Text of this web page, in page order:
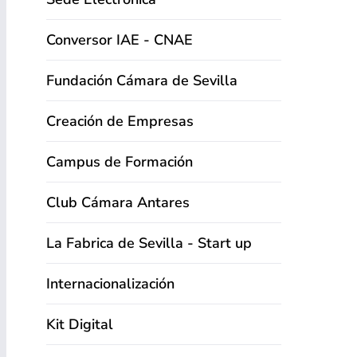
Conversor IAE - CNAE
Fundación Cámara de Sevilla
Creación de Empresas
Campus de Formación
Club Cámara Antares
La Fabrica de Sevilla - Start up
Internacionalización
Kit Digital